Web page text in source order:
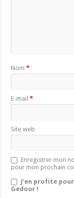
Nom*
E-mail*
Site web
Enregistrer mon
pour mon prochain
J'en profite
Gedour !